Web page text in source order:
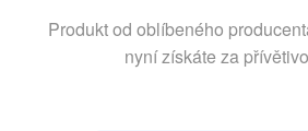
Produkt od oblíbeného
nyní získáte za